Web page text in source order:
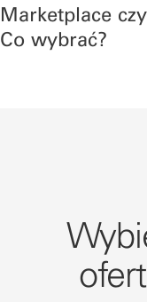
Marketplace
Co wybrać?